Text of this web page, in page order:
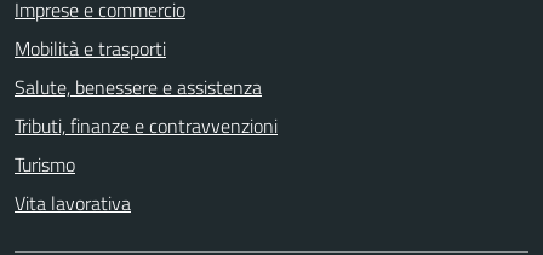
Imprese e commercio
Mobilità e trasporti
Salute, benessere e assistenza
Tributi, finanze e contravvenzioni
Turismo
Vita lavorativa